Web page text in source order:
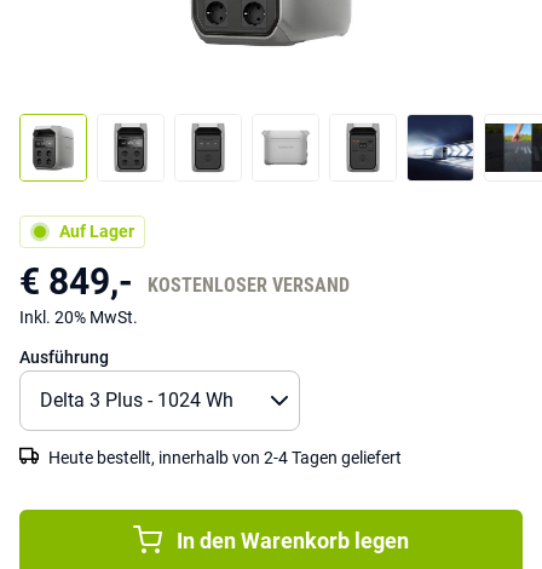
Auf Lager
€ 849,- KOSTENLOSER VERSAND
Inkl. 20% MwSt.
Ausführung
Heute bestellt, innerhalb von 2-4 Tagen geliefert
In den Warenkorb legen